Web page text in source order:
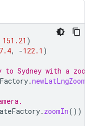
151.21 )
, -122.1 )
Sydney with a
.newLatLngZoom
. zoomIn())